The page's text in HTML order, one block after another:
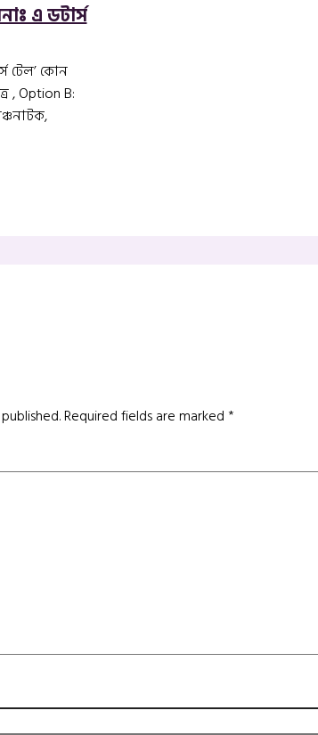
এ ডটার্স
টেল’ কোন
, Option B:
Required fields are marked*